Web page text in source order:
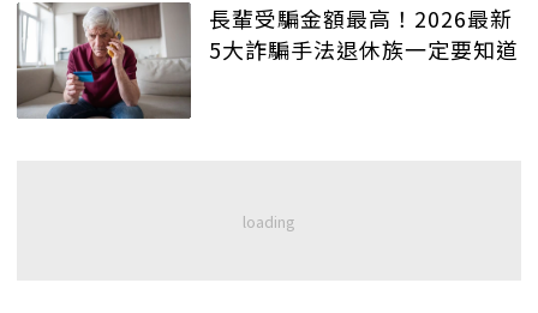
長輩受騙金額最高！2026最新
5大詐騙手法退休族一定要知道